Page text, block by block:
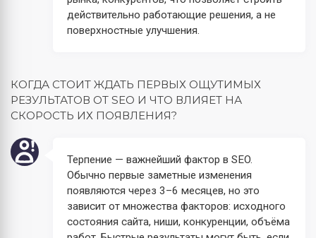
действительно работающие решения, а не
поверхностные улучшения.
КОГДА СТОИТ ЖДАТЬ ПЕРВЫХ ОЩУТИМЫХ
РЕЗУЛЬТАТОВ ОТ SEO И ЧТО ВЛИЯЕТ НА
СКОРОСТЬ ИХ ПОЯВЛЕНИЯ?
Терпение — важнейший фактор в SEO.
Обычно первые заметные изменения
появляются через 3–6 месяцев, но это
зависит от множества факторов: исходного
состояния сайта, ниши, конкуренции, объёма